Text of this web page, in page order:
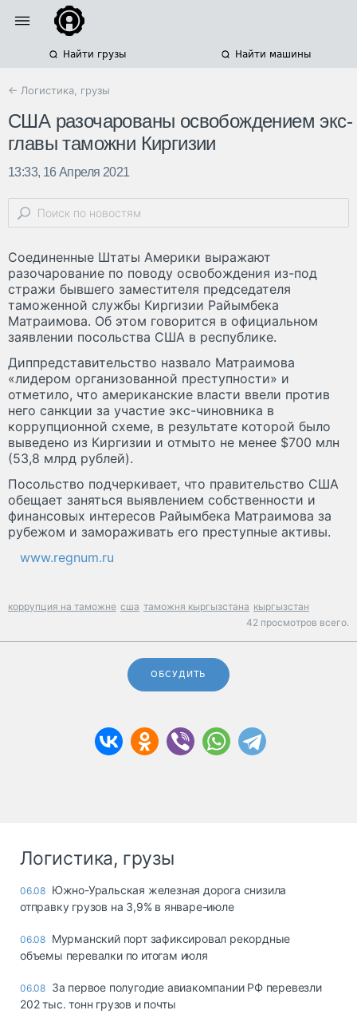
Найти грузы Найти машины
← Логистика, грузы
США разочарованы освобождением экс-
главы таможни Киргизии
13:33, 16 Апреля 2021
Соединенные Штаты Америки выражают
разочарование по поводу освобождения из-под
стражи бывшего заместителя председателя
таможенной службы Киргизии Райымбека
Матраимова. Об этом говорится в официальном
заявлении посольства США в республике.
Диппредставительство назвало Матраимова
«лидером организованной преступности» и
отметило, что американские власти ввели против
него санкции за участие экс-чиновника в
коррупционной схеме, в результате которой было
выведено из Киргизии и отмыто не менее $700 млн
(53,8 млрд рублей).
Посольство подчеркивает, что правительство США
обещает заняться выявлением собственности и
финансовых интересов Райымбека Матраимова за
рубежом и замораживать его преступные активы.
www.regnum.ru
коррупция на таможне сша таможня кыргызстана кыргызстан
42 просмотров всего.
ОБСУДИТЬ
Логистика, грузы
06.08 Южно-Уральская железная дорога снизила
отправку грузов на 3,9% в январе-июле
06.08 Мурманский порт зафиксировал рекордные
объемы перевалки по итогам июля
06.08 За первое полугодие авиакомпании РФ перевезли
202 тыс. тонн грузов и почты